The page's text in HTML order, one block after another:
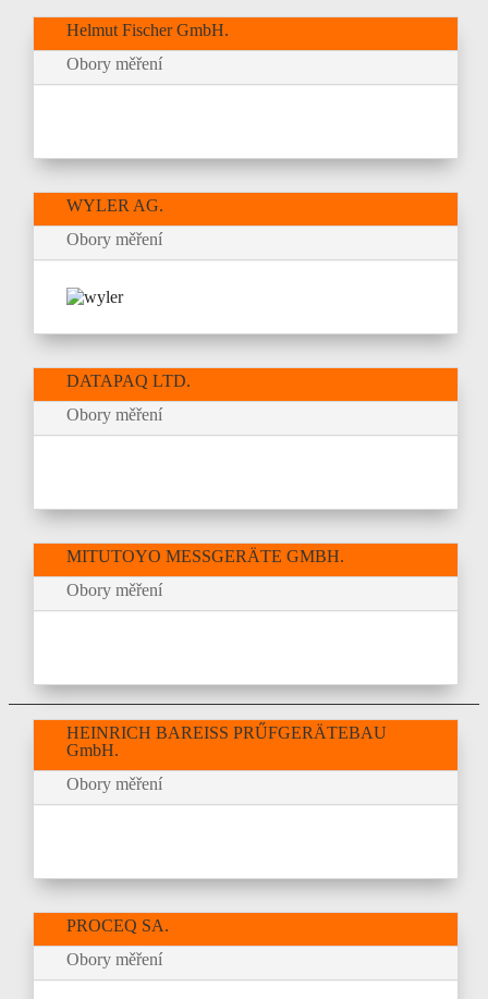
Helmut Fischer GmbH.
Obory měření
WYLER AG.
Obory měření
DATAPAQ LTD.
Obory měření
MITUTOYO MESSGERÄTE GMBH.
Obory měření
HEINRICH BAREISS PRŰFGERÄTEBAU
GmbH.
Obory měření
PROCEQ SA.
Obory měření